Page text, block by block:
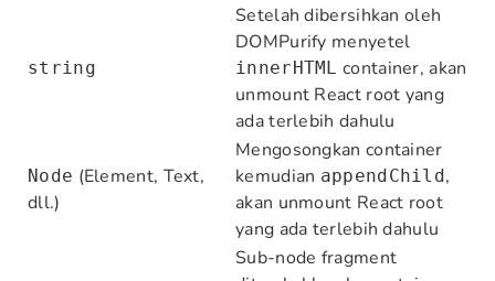
string
Setelah dibersihkan oleh
DOMPurify menyetel
innerHTML container, akan
unmount React root yang
ada terlebih dahulu
Node (Element, Text,
dll.)
Mengosongkan container
kemudian appendChild,
akan unmount React root
yang ada terlebih dahulu
Sub-node fragment